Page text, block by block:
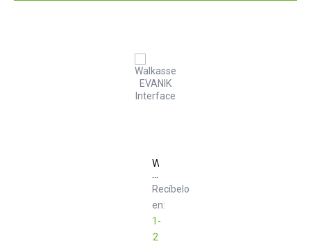
Walkasse
EVANIK
W-
MCB-
HC5
Interface
Recíbelo
en:
1-
2